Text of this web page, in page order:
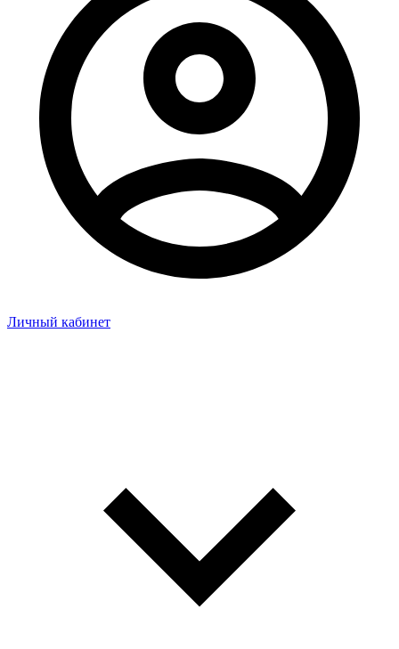
Личный кабинет